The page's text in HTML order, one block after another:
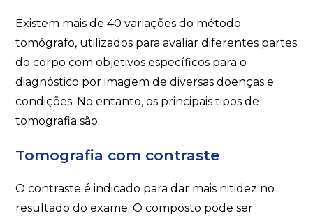
Existem mais de 40 variações do método
tomógrafo, utilizados para avaliar diferentes partes
do corpo com objetivos específicos para o
diagnóstico por imagem de diversas doenças e
condições. No entanto, os principais tipos de
tomografia são:
Tomografia com contraste
O contraste é indicado para dar mais nitidez no
resultado do exame. O composto pode ser